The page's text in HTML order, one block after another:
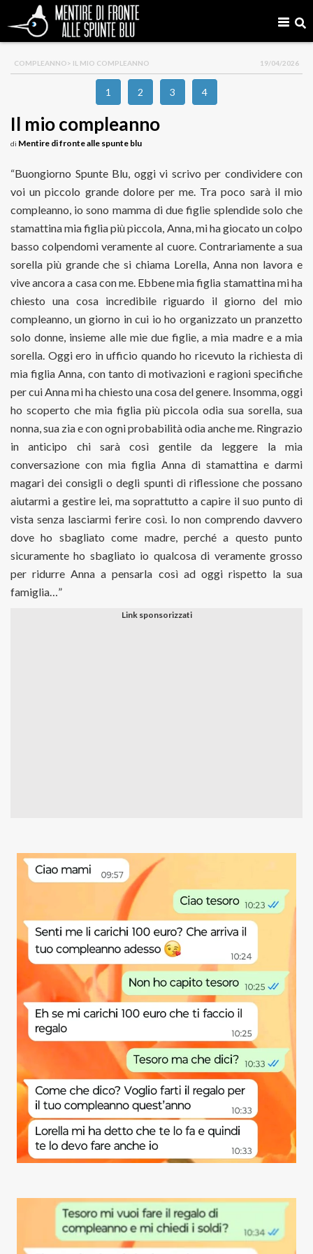
COMPLEANNO> IL MIO COMPLEANNO 19/04/2026
1 2 3 4
Il mio compleanno
di Mentire di fronte alle spunte blu
“Buongiorno Spunte Blu, oggi vi scrivo per condividere con
voi un piccolo grande dolore per me. Tra poco sarà il mio
compleanno, io sono mamma di due figlie splendide solo che
stamattina mia figlia più piccola, Anna, mi ha giocato un colpo
basso colpendomi veramente al cuore. Contrariamente a sua
sorella più grande che si chiama Lorella, Anna non lavora e
vive ancora a casa con me. Ebbene mia figlia stamattina mi ha
chiesto una cosa incredibile riguardo il giorno del mio
compleanno, un giorno in cui io ho organizzato un pranzetto
solo donne, insieme alle mie due figlie, a mia madre e a mia
sorella. Oggi ero in ufficio quando ho ricevuto la richiesta di
mia figlia Anna, con tanto di motivazioni e ragioni specifiche
per cui Anna mi ha chiesto una cosa del genere. Insomma, oggi
ho scoperto che mia figlia più piccola odia sua sorella, sua
nonna, sua zia e con ogni probabilità odia anche me. Ringrazio
in anticipo chi sarà così gentile da leggere la mia
conversazione con mia figlia Anna di stamattina e darmi
magari dei consigli o degli spunti di riflessione che possano
aiutarmi a gestire lei, ma soprattutto a capire il suo punto di
vista senza lasciarmi ferire così. Io non comprendo davvero
dove ho sbagliato come madre, perché a questo punto
sicuramente ho sbagliato io qualcosa di veramente grosso
per ridurre Anna a pensarla così ad oggi rispetto la sua
famiglia…”